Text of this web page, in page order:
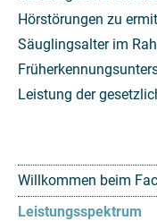
Willkommen beim
Leistungsspektrum
Hörstörungen zu
Säuglingsalter im
Leistung der